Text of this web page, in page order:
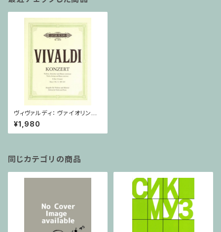
ヴィヴァルディ： ヴァイオリン協
奏曲 ホ長調 Op. 3, No. 12, R
V 265 / ヴァイオリン・ピアノ
¥1,980
同じカテゴリの商品